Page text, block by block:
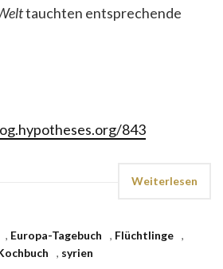
tauchten entsprechende
843
Weiterlesen
, Europa-Tagebuch , Flüchtlinge ,
, syrien